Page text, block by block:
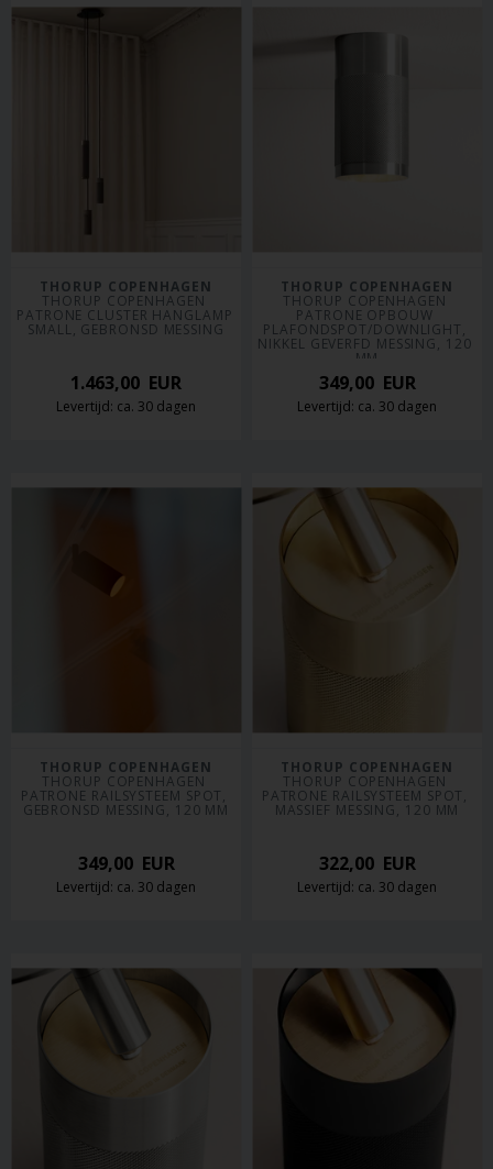
THORUP COPENHAGEN
THORUP COPENHAGEN
PATRONE CLUSTER HANGLAMP
SMALL, GEBRONSD MESSING
1.463,00 EUR
Levertijd: ca. 30 dagen
THORUP COPENHAGEN
THORUP COPENHAGEN
PATRONE OPBOUW
PLAFONDSPOT/DOWNLIGHT,
NIKKEL GEVERFD MESSING, 120
MM
349,00EUR
Levertijd: ca. 30 dagen
THORUP COPENHAGEN
THORUP COPENHAGEN
PATRONE RAILSYSTEEM SPOT,
GEBRONSD MESSING, 120 MM
349,00EUR
Levertijd: ca. 30 dagen
THORUP COPENHAGEN
THORUP COPENHAGEN
PATRONE RAILSYSTEEM SPOT,
MASSIEF MESSING, 120 MM
322,00EUR
Levertijd: ca. 30 dagen